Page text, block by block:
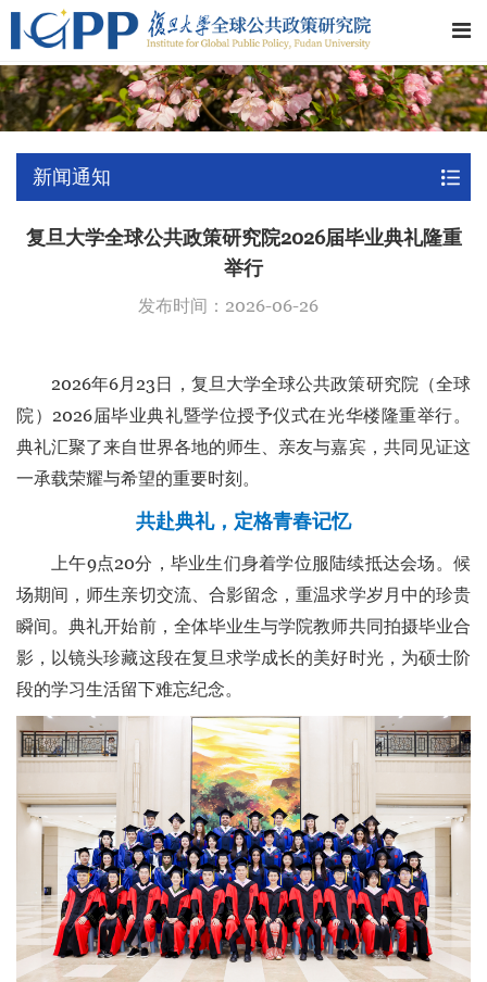
新闻通知
复旦大学全球公共政策研究院2026届毕业典礼隆重
举行
发布时间：2026-06-26
2026年6月23日，复旦大学全球公共政策研究院（全球
院）2026届毕业典礼暨学位授予仪式在光华楼隆重举行。
典礼汇聚了来自世界各地的师生、亲友与嘉宾，共同见证这
一承载荣耀与希望的重要时刻。
共赴典礼，定格青春记忆
上午9点20分，毕业生们身着学位服陆续抵达会场。候
场期间，师生亲切交流、合影留念，重温求学岁月中的珍贵
瞬间。典礼开始前，全体毕业生与学院教师共同拍摄毕业合
影，以镜头珍藏这段在复旦求学成长的美好时光，为硕士阶
段的学习生活留下难忘纪念。